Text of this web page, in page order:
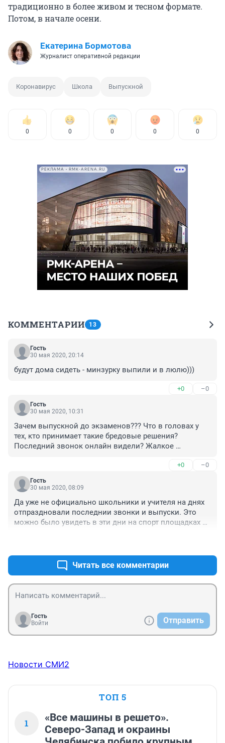
традиционно в более живом и тесном формате.
Потом, в начале осени.
Екатерина Бормотова
Журналист оперативной редакции
Коронавирус Школа Выпускной
0 0 0 0 0
РЕКЛАМА • RMK-ARENA.RU
КОММЕНТАРИИ 13
Гость
30 мая 2020, 20:14
будут дома сидеть - минзурку выпили и в люлю)))
+0 –0
Гость
30 мая 2020, 10:31
Зачем выпускной до экзаменов??? Что в головах у
тех, кто принимает такие бредовые решения?
Последний звонок онлайн видели? Жалкое
+0 –0
Гость
30 мая 2020, 08:09
Да уже не официально школьники и учителя на днях
отпраздновали последнии звонки и выпуски. Это
можно было увидеть в эти дни на спорт площадках
Читать все комментарии
Гость
Войти
Отправить
Новости СМИ2
ТОП 5
1
«Все машины в решето».
Северо-Запад и окраины